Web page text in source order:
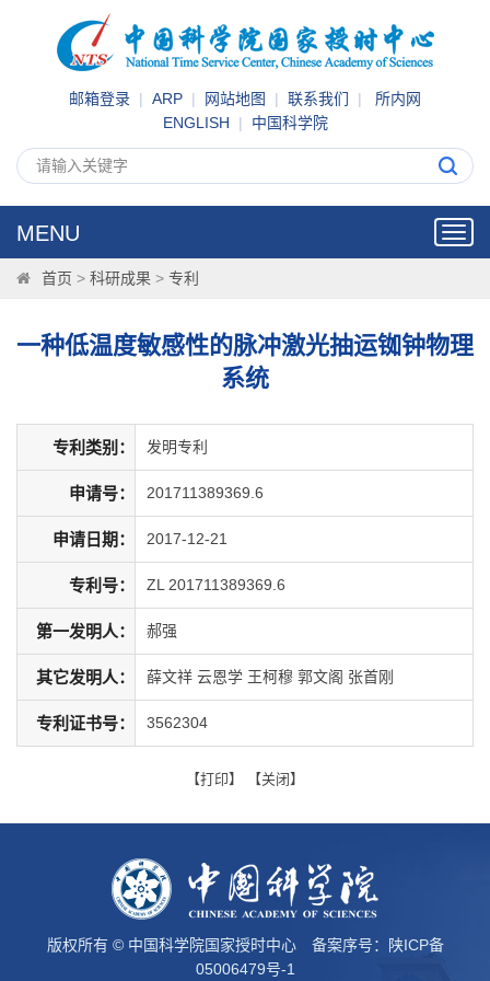
邮箱登录 | ARP | 网站地图 | 联系我们 | 所内网
ENGLISH | 中国科学院
MENU
首页 > 科研成果 > 专利
一种低温度敏感性的脉冲激光抽运铷钟物理
系统
专利类别： 发明专利
申请号： 201711389369.6
申请日期： 2017-12-21
专利号： ZL 201711389369.6
第一发明人： 郝强
其它发明人： 薛文祥 云恩学 王柯穆 郭文阁 张首刚
专利证书号： 3562304
【打印】 【关闭 】
版权所有 © 中国科学院国家授时中心 备案序号：
陕ICP备
05006479号-1